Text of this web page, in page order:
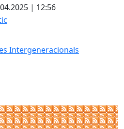
| 12:56
Intergeneracionals